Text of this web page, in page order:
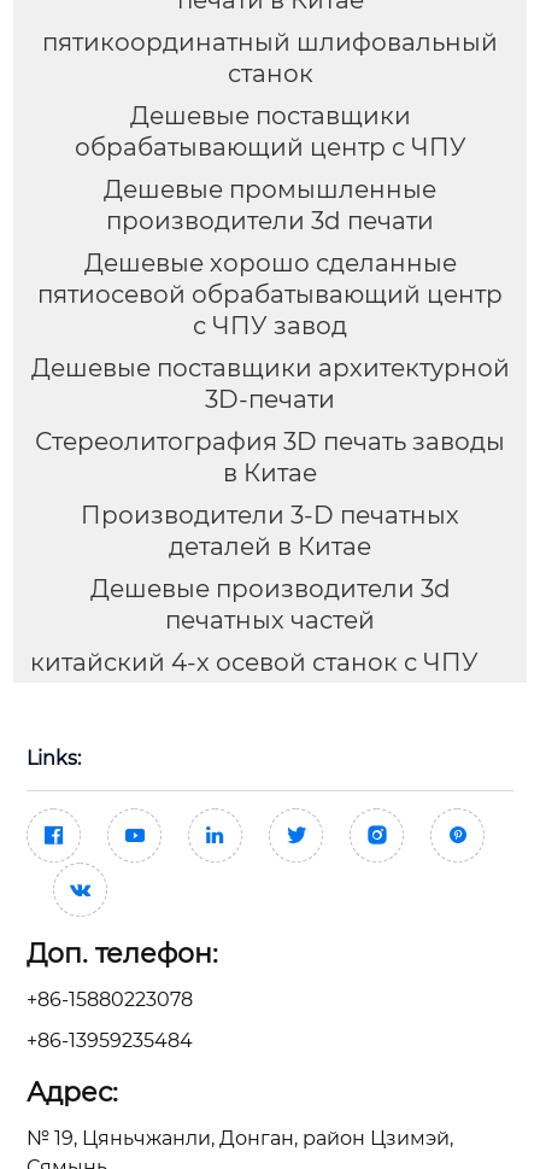
пятикоординатный шлифовальный
станок
Дешевые поставщики
обрабатывающий центр с ЧПУ
Дешевые промышленные
производители 3d печати
Дешевые хорошо сделанные
пятиосевой обрабатывающий центр
с ЧПУ завод
Дешевые поставщики архитектурной
3D-печати
Стереолитография 3D печать заводы
в Китае
Производители 3-D печатных
деталей в Китае
Дешевые производители 3d
печатных частей
китайский 4-х осевой станок с ЧПУ
Links:
     

Доп. телефон:
+86-15880223078
+86-13959235484
Адрес:
№ 19, Цяньчжанли, Донган, район Цзимэй,